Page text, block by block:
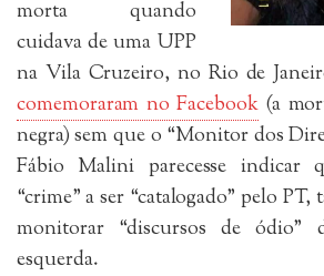
morta quando
cuidava de uma UPP
na Vila Cruzeiro, no Rio de
comemoraram no Facebook(a
negra) sem que o “Monitor dos
Fábio Malini parecesse indicar
“crime” a ser “catalogado” pelo
monitorar “discursos de ódio”
esquerda.